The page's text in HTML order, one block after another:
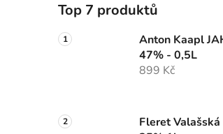
Top 7 produktů
Anton Kaapl
47% - 0,5L
899 Kč
Fleret Valašská